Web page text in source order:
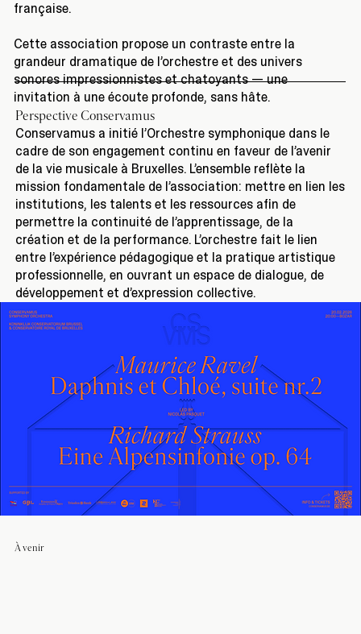
Perspective Conservamus
Conservamus a initié l’Orchestre symphonique dans le
cadre de son engagement continu en faveur de l’avenir
de la vie musicale à Bruxelles. L’ensemble reflète la
mission fondamentale de l’association: mettre en lien les
institutions, les talents et les ressources afin de
permettre la continuité de l’apprentissage, de la
création et de la performance. L’orchestre fait le lien
entre l’expérience pédagogique et la pratique artistique
professionnelle, en ouvrant un espace de dialogue, de
développement et d’expression collective.
française.
Cette association propose un contraste entre la
grandeur dramatique de l’orchestre et des univers
sonores impressionnistes et chatoyants — une
invitation à une écoute profonde, sans hâte.
À venir